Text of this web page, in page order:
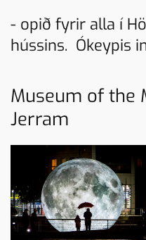
- opið fyrir alla í
hússins. Ókeypis
Museum of the
Jerram